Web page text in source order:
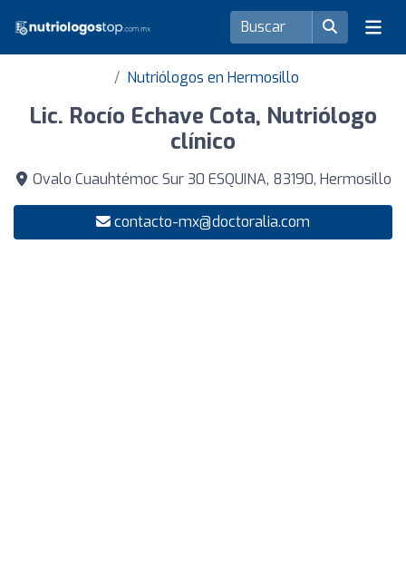
Nutriólogos en Hermosillo
Lic. Rocío Echave Cota, Nutriólogo
clínico
Ovalo Cuauhtémoc Sur 30 ESQUINA, 83190, Hermosillo
contacto-mx@doctoralia.com